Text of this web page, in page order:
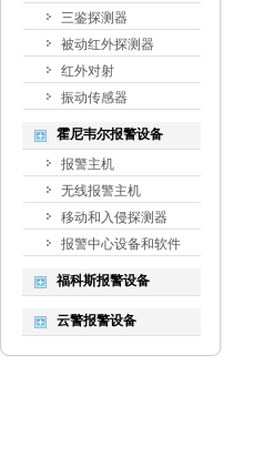
三鉴探测器
被动红外探测器
红外对射
振动传感器
霍尼韦尔报警设备
报警主机
无线报警主机
移动和入侵探测器
报警中心设备和软件
福科斯报警设备
云警报警设备